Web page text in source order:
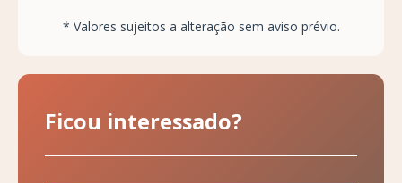
* Valores sujeitos a alteração sem aviso prévio.
Ficou interessado?